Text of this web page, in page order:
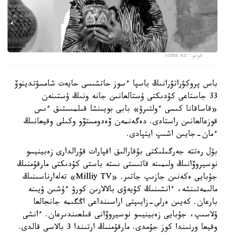
فوتو: icma.az
باس پروكۋراتۋرانىڭ باسپا ءسوز حاتشىسى حايەت شامسۋتدينوۆ
33 جاستاعى كۇدىكتى ۇستالعانىن جانە ونىڭ ۇستىنەن
«قاساقانا كىسى ءولتىرۋ» بابى بويىنشا قىلمىستىق ءىس
قوزعالعانىن راستادى. دەگەنمەن ۆەدومستۆو وكىلى وقيعانىڭ
ءمان-جايىن اشىپ ايتپادى.
بۇل رەتتە جەرگىلىكتى بۇقارالىق اقپارات قۇرالدارى زەبينيسو
نوسيروۆانىڭ ولىمىنە قاتىستى ىستە باستى كۇدىكتى مارقۇمنىڭ
جۇبايى ەكەنىن جازىپ جاتىر. «Milliy TV» تەلەارناسىنىڭ
مالىمەتىنشە، ءانشىنىڭ كۇيەۋى بالالارىن كورۋ ءۇشىن ۇيىنە
بارعان. كەيىن ەرلى-زايىپتى اراسىنداعى اڭگىمە جانجالعا
ۇلاسىپ، جۇبايى زەبينيسو نوسيروۆانى قىلعىندىرعان. ءانشى
وقيعا ورنىندا كوز جۇمدى. مارقۇمنىڭ ارتىندا 3 بالاسى قالدى.